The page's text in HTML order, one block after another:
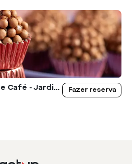
Rellicário Brigaderia e Café - Jardim Norte Fazer reserva